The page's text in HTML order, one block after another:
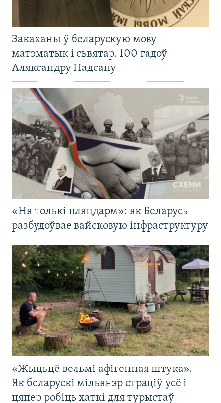
Закаханы ў беларускую мову
матэматык і сьвятар. 100 гадоў
Аляксандру Надсану
«Ня толькі пляцдарм»: як Беларусь
разбудоўвае вайсковую інфраструктуру
«Жыцьцё вельмі афігенная штука».
Як беларускі мільянэр страціў усё і
цяпер робіць хаткі для турыстаў